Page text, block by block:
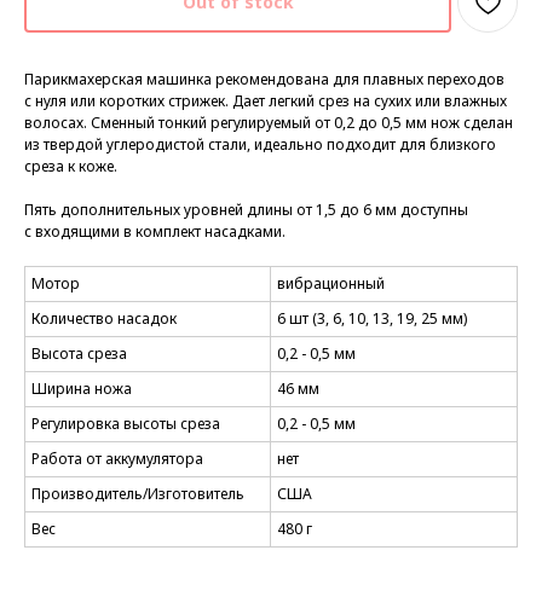
Парикмахерская машинка рекомендована для плавных переходов
с нуля или коротких стрижек. Дает легкий срез на сухих или влажных
волосах. Сменный тонкий регулируемый от 0,2 до 0,5 мм нож сделан
из твердой углеродистой стали, идеально подходит для близкого
среза к коже.
Пять дополнительных уровней длины от 1,5 до 6 мм доступны
с входящими в комплект насадками.
Мотор
вибрационный
Количество насадок
6 шт (3, 6, 10, 13, 19, 25 мм)
Высота среза
0,2 - 0,5 мм
Ширина ножа
46 мм
Регулировка высоты среза
0,2 - 0,5 мм
Работа от аккумулятора
нет
Производитель/Изготовитель
США
Вес
480 г